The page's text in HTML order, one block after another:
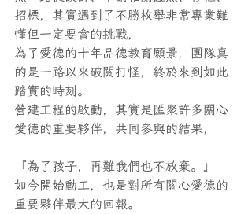
招標，其實遇到了不勝枚舉非常專業難
懂但一定要會的挑戰，
為了愛德的十年品德教育願景，團隊真
的是一路以來破關打怪，終於來到如此
踏實的時刻。
營建工程的啟動，其實是匯聚許多關心
愛德的重要夥伴，共同參與的結果，
『為了孩子，再難我們也不放棄。』
如今開始動工，也是對所有關心愛德的
重要夥伴最大的回報。